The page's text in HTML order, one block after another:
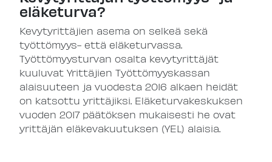
eläketurva?
Kevytyrittäjien asema on selkeä sekä
työttömyys- että eläketurvassa.
Työttömyysturvan osalta kevytyrittäjät
kuuluvat Yrittäjien Työttömyyskassan
alaisuuteen ja vuodesta 2016 alkaen heidät
on katsottu yrittäjiksi. Eläketurvakeskuksen
vuoden 2017 päätöksen mukaisesti he ovat
yrittäjän eläkevakuutuksen (YEL) alaisia.